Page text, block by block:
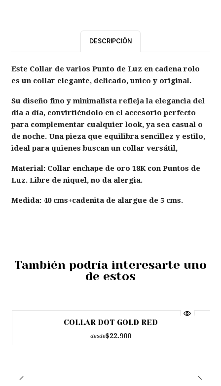
DESCRIPCIÓN
Este Collar de varios Punto de Luz en cadena rolo
es un collar elegante, delicado, unico y original.
Su diseño fino y minimalista refleja la elegancia del
día a día, convirtiéndolo en el accesorio perfecto
para complementar cualquier look, ya sea casual o
de noche. Una pieza que equilibra sencillez y estilo,
ideal para quienes buscan un collar versátil,
Material: Collar enchape de oro 18K con Puntos de
Luz. Libre de niquel, no da alergia.
Medida: 40 cms+cadenita de alargue de 5 cms.
También podría interesarte uno
de estos
COLLAR DOT GOLD RED
desde$22.900